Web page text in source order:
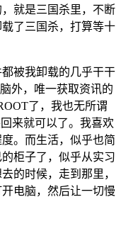
就是三国杀里，不断
了三国杀，打算等十
被我卸载的几乎干干
外，唯一获取资讯的
了，我也无所谓
来就可以了。我喜欢
。而生活，似乎也简
柜子了，似乎从实习
的时候，走到那里，
电脑，然后让一切慢